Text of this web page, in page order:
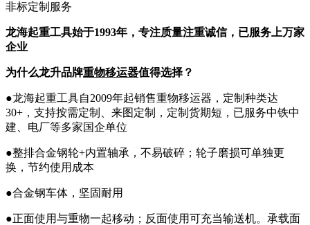
非标定制服务
龙海起重工具始于1993年，专注质量注重诚信， 已服务上万家
企业
为什么龙升品牌重物移运器值得选择？
●龙海起重工具自2009年起销售重物移运器，定制种类达
30+，支持按需定制、来图定制，定制货期短，已服务中铁中
建、电厂等多家国企单位
●整排合金钢轮+内置轴承，不易破碎；轮子磨损可单独更
换，节约使用成本
●合金钢车体，坚固耐用
●正面使用与重物一起移动；反面使用可充当输送机。承载面